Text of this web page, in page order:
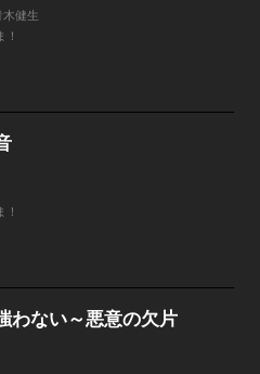
木健生
！
！
わない～悪意の欠片